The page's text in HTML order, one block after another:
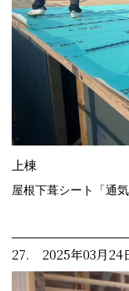
上棟
屋根下葺シート「通
27. 2025年03月24